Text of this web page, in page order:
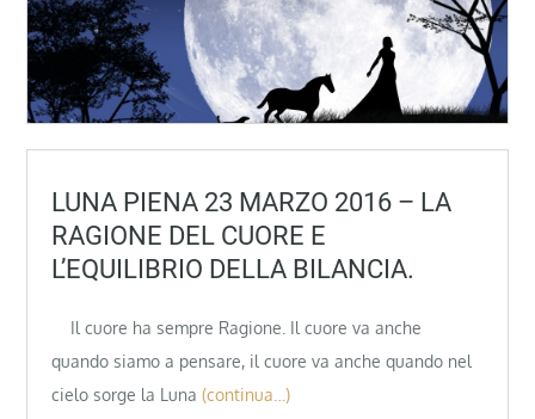
LUNA PIENA 23 MARZO 2016 – LA
RAGIONE DEL CUORE E
L’EQUILIBRIO DELLA BILANCIA.
Il cuore ha sempre Ragione. Il cuore va anche
quando siamo a pensare, il cuore va anche quando nel
cielo sorge la Luna (continua…)